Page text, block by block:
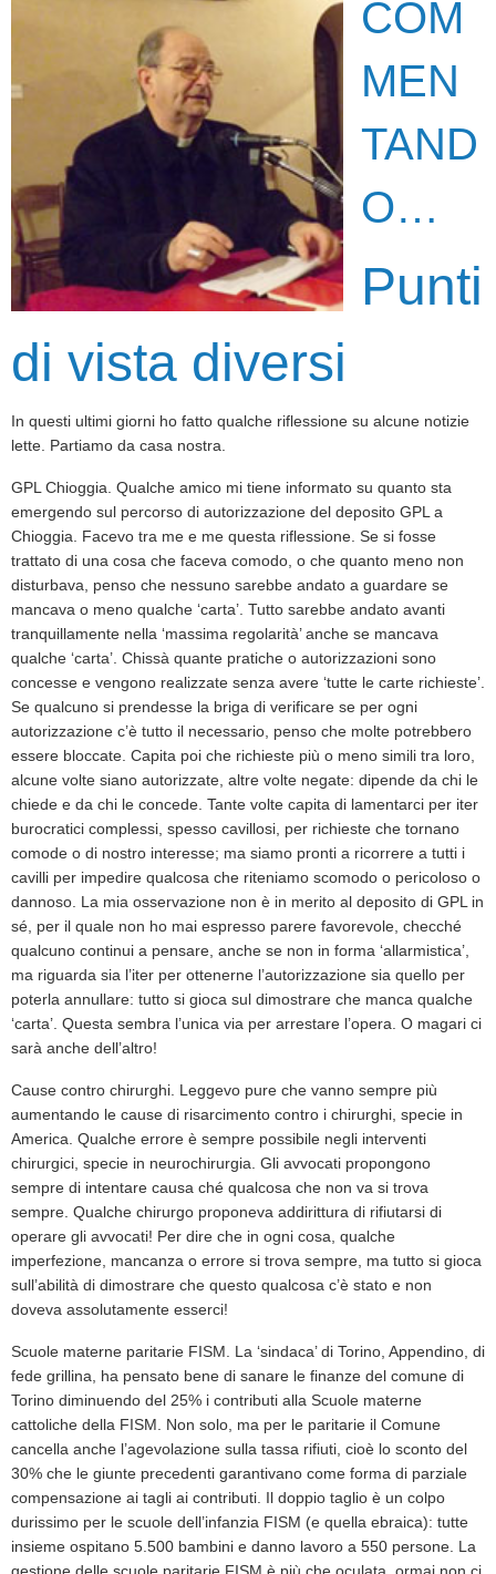
COM
MEN
TAND
O…
Punti
di vista diversi
In questi ultimi giorni ho fatto qualche riflessione su alcune notizie
lette. Partiamo da casa nostra.
GPL Chioggia. Qualche amico mi tiene informato su quanto sta
emergendo sul percorso di autorizzazione del deposito GPL a
Chioggia. Facevo tra me e me questa riflessione. Se si fosse
trattato di una cosa che faceva comodo, o che quanto meno non
disturbava, penso che nessuno sarebbe andato a guardare se
mancava o meno qualche ‘carta’. Tutto sarebbe andato avanti
tranquillamente nella ‘massima regolarità’ anche se mancava
qualche ‘carta’. Chissà quante pratiche o autorizzazioni sono
concesse e vengono realizzate senza avere ‘tutte le carte richieste’.
Se qualcuno si prendesse la briga di verificare se per ogni
autorizzazione c’è tutto il necessario, penso che molte potrebbero
essere bloccate. Capita poi che richieste più o meno simili tra loro,
alcune volte siano autorizzate, altre volte negate: dipende da chi le
chiede e da chi le concede. Tante volte capita di lamentarci per iter
burocratici complessi, spesso cavillosi, per richieste che tornano
comode o di nostro interesse; ma siamo pronti a ricorrere a tutti i
cavilli per impedire qualcosa che riteniamo scomodo o pericoloso o
dannoso. La mia osservazione non è in merito al deposito di GPL in
sé, per il quale non ho mai espresso parere favorevole, checché
qualcuno continui a pensare, anche se non in forma ‘allarmistica’,
ma riguarda sia l’iter per ottenerne l’autorizzazione sia quello per
poterla annullare: tutto si gioca sul dimostrare che manca qualche
‘carta’. Questa sembra l’unica via per arrestare l’opera. O magari ci
sarà anche dell’altro!
Cause contro chirurghi. Leggevo pure che vanno sempre più
aumentando le cause di risarcimento contro i chirurghi, specie in
America. Qualche errore è sempre possibile negli interventi
chirurgici, specie in neurochirurgia. Gli avvocati propongono
sempre di intentare causa ché qualcosa che non va si trova
sempre. Qualche chirurgo proponeva addirittura di rifiutarsi di
operare gli avvocati! Per dire che in ogni cosa, qualche
imperfezione, mancanza o errore si trova sempre, ma tutto si gioca
sull’abilità di dimostrare che questo qualcosa c’è stato e non
doveva assolutamente esserci!
Scuole materne paritarie FISM. La ‘sindaca’ di Torino, Appendino, di
fede grillina, ha pensato bene di sanare le finanze del comune di
Torino diminuendo del 25% i contributi alla Scuole materne
cattoliche della FISM. Non solo, ma per le paritarie il Comune
cancella anche l’agevolazione sulla tassa rifiuti, cioè lo sconto del
30% che le giunte precedenti garantivano come forma di parziale
compensazione ai tagli ai contributi. Il doppio taglio è un colpo
durissimo per le scuole dell’infanzia FISM (e quella ebraica): tutte
insieme ospitano 5.500 bambini e danno lavoro a 550 persone. La
gestione delle scuole paritarie FISM è più che oculata, ormai non ci